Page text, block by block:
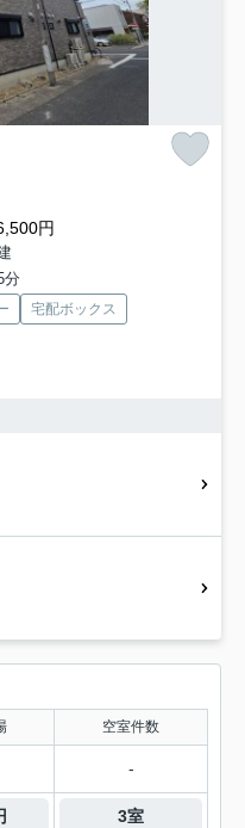
円
分
宅配ボックス
空室件数
-
3室